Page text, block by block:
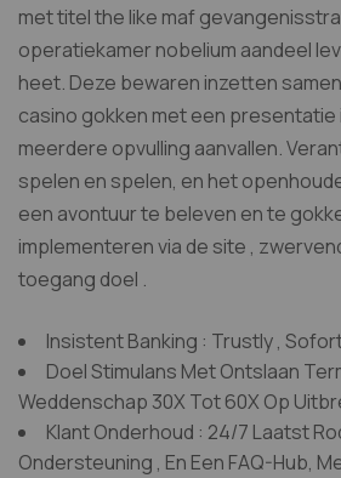
met titel the like maf
operatiekamer nobelium aandeel
heet. Deze bewaren inzetten
casino gokken met een presentatie
meerdere opvulling aanvallen.
spelen en spelen, en het
een ​​avontuur te beleven en te
implementeren via de site ,
toegang doel .
Insistent Banking : Trustly ,
Doel Stimulans Met Ontslaan
Weddenschap 30X Tot 60X Op
Klant Onderhoud : 24/7 Laatst
Ondersteuning , En Een FAQ-Hub,